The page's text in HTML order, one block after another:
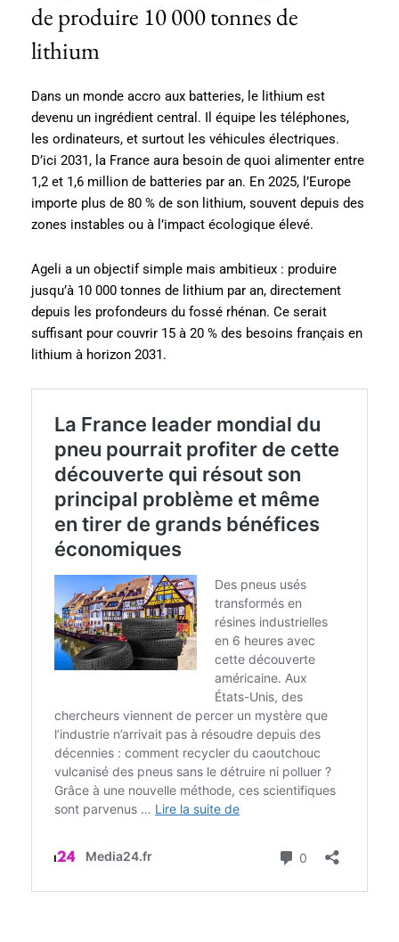
de produire 10 000 tonnes de
lithium
Dans un monde accro aux batteries, le lithium est
devenu un ingrédient central. Il équipe les téléphones,
les ordinateurs, et surtout les véhicules électriques.
D’ici 2031, la France aura besoin de quoi alimenter entre
1,2 et 1,6 million de batteries par an. En 2025, l’Europe
importe plus de 80 % de son lithium, souvent depuis des
zones instables ou à l’impact écologique élevé.
Ageli a un objectif simple mais ambitieux : produire
jusqu’à 10 000 tonnes de lithium par an, directement
depuis les profondeurs du fossé rhénan. Ce serait
suffisant pour couvrir 15 à 20 % des besoins français en
lithium à horizon 2031.